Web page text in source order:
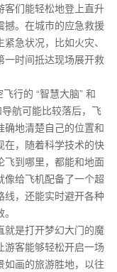
客们能轻松地登上直升
撼。在城市的应急救援
急状况，比如火灾、
一时间抵达现场展开救
行的 “智慧大脑” 和
航可能比较落后，飞
地清楚自己的位置和
在，随着科学技术的快
飞到哪里，都能和地面
给飞机配备了一个超
，还能实时避开各种
是打开梦幻大门的魔
游客能够轻松开启一场
画的旅游胜地，以往